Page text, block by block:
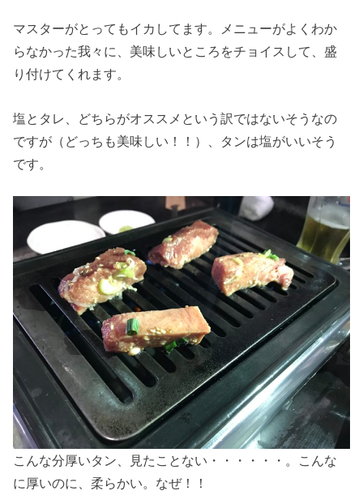
マスターがとってもイカしてます。メニューがよくわか
らなかった我々に、美味しいところをチョイスして、盛
り付けてくれます。
塩とタレ、どちらがオススメという訳ではないそうなの
ですが（どっちも美味しい！！）、タンは塩がいいそう
です。
こんな分厚いタン、見たことない・・・・・・。こんな
に厚いのに、柔らかい。なぜ！！